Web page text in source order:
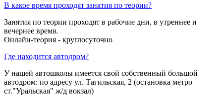
В какое время проходят занятия по теории?
Занятия по теории проходят в рабочие дни, в утреннее и
вечернее время.
Онлайн-теория - круглосуточно
Где находится автодром?
У нашей автошколы имеется свой собственный большой
автодром: по адресу ул. Тагильская, 2 (остановка метро
ст."Уральская" ж/д вокзал)